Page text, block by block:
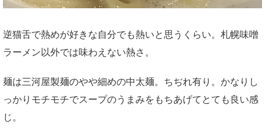
逆猫舌で熱めが好きな自分でも熱いと思うくらい。札幌味噌
ラーメン以外では味わえない熱さ。
麺は三河屋製麺のやや細めの中太麺。ちぢれ有り。かなりし
っかりモチモチでスープのうまみをもちあげてとても良い感
じ。